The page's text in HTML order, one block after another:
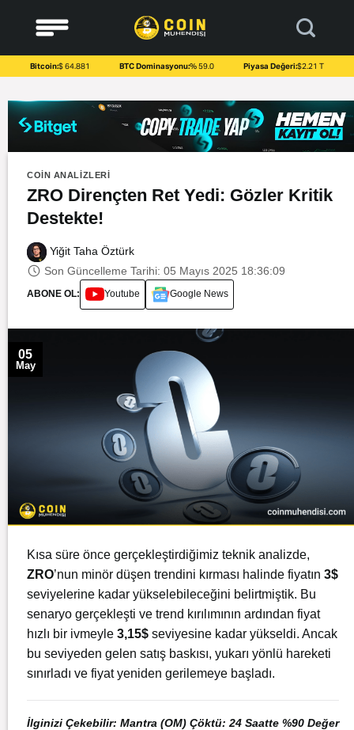
content
Bitcoin:$ 64.881 BTC Dominasyonu:% 59.0 Piyasa Değeri:$2.21 T
COIN ANALIZLERI
ZRO Dirençten Ret Yedi: Gözler Kritik
Destekte!
Yiğit Taha Öztürk
Son Güncelleme Tarihi: 05 Mayıs 2025 18:36:09
ABONE OL: Youtube Google News
05
May
Kısa süre önce gerçekleştirdiğimiz teknik analizde,
ZRO’nun minör düşen trendini kırması halinde fiyatın 3$
seviyelerine kadar yükselebileceğini belirtmiştik. Bu
senaryo gerçekleşti ve trend kırılımının ardından fiyat
hızlı bir ivmeyle 3,15$ seviyesine kadar yükseldi. Ancak
bu seviyeden gelen satış baskısı, yukarı yönlü hareketi
sınırladı ve fiyat yeniden gerilemeye başladı.
İlginizi Çekebilir: Mantra (OM) Çöktü: 24 Saatte %90 Değer